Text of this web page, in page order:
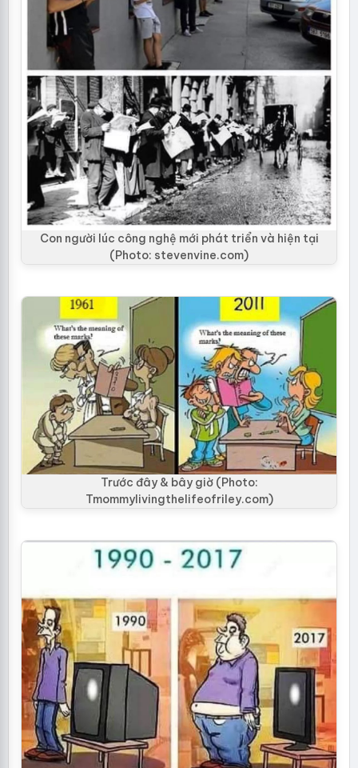
Con người lúc công nghệ mới phát triển và hiện tại
(Photo: stevenvine.com)
Trước đây & bây giờ (Photo:
Tmommylivingthelifeofriley.com)